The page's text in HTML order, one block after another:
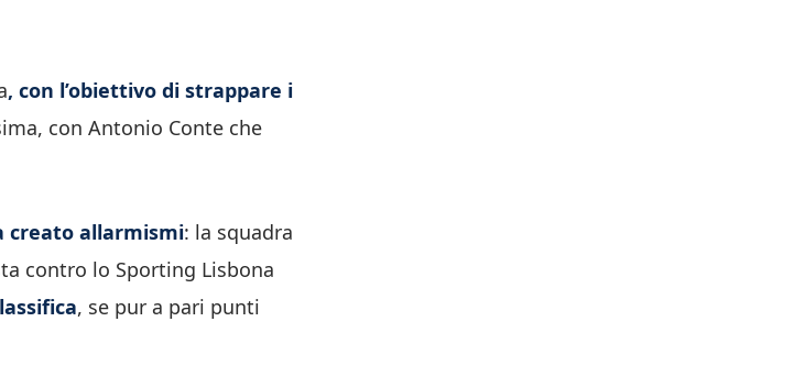
, con l’obiettivo di strappare i
con Antonio Conte che
creato allarmismi: la squadra
contro lo Sporting Lisbona
, se pur a pari punti